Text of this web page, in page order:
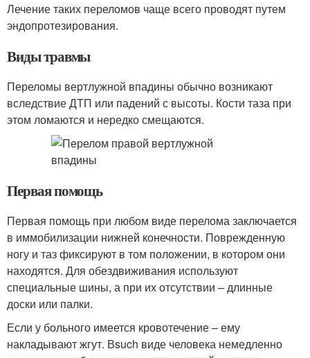
Лечение таких переломов чаще всего проводят путем
эндопротезирования.
Виды травмы
Переломы вертлужной впадины обычно возникают
вследствие ДТП или падений с высоты. Кости таза при
этом ломаются и нередко смещаются.
Первая помощь
Первая помощь при любом виде перелома заключается
в иммобилизации нижней конечности. Поврежденную
ногу и таз фиксируют в том положении, в котором они
находятся. Для обездвиживания используют
специальные шины, а при их отсутствии – длинные
доски или палки.
Если у больного имеется кровотечение – ему
накладывают жгут. Вsuch виде человека немедленно